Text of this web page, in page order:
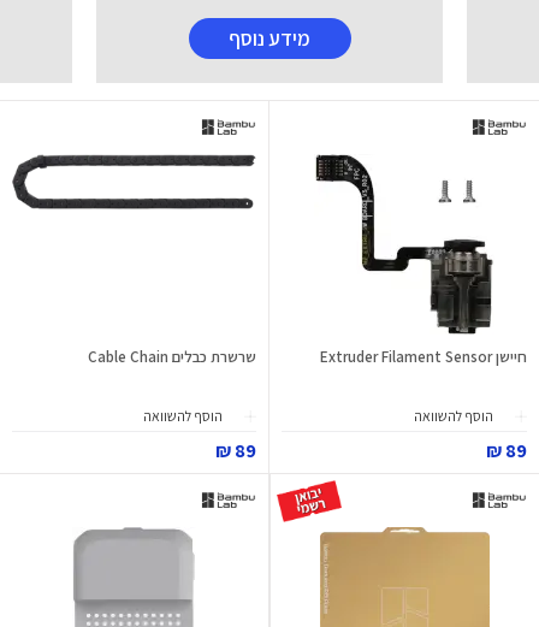
מידע נוסף
חיישן Extruder Filament Sensor
הוסף להשוואה
89 ₪
שרשרת כבלים Cable Chain
הוסף להשוואה
89 ₪